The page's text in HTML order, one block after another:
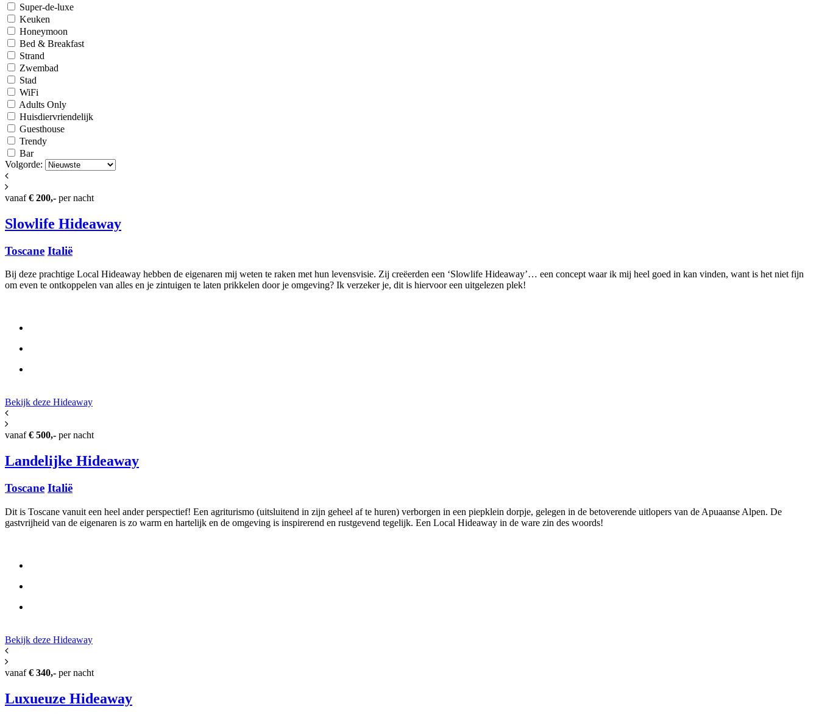
Super-de-luxe
Keuken
Honeymoon
Bed & Breakfast
Strand
Zwembad
Stad
WiFi
Adults Only
Huisdiervriendelijk
Guesthouse
Trendy
Bar
Volgorde:
vanaf€ 200,- per nacht
Slowlife Hideaway
Toscane Italië
Bij deze prachtige Local Hideaway hebben de eigenaren mij weten te raken met hun levensvisie. Zij creëerden een ‘Slowlife Hideaway’… een concept waar ik mij heel goed in kan vinden, want is het niet fijn
om even te ontkoppelen van alles en je zintuigen te laten prikkelen door je omgeving? Ik verzeker je, dit is hiervoor een uitgelezen plek!
Bekijk deze Hideaway
vanaf€ 500,- per nacht
Landelijke Hideaway
Toscane Italië
Dit is Toscane vanuit een heel ander perspectief! Een agriturismo (uitsluitend in zijn geheel af te huren) verborgen in een piepklein dorpje, gelegen in de betoverende uitlopers van de Apuaanse Alpen. De
gastvrijheid van de eigenaren is zo warm en hartelijk en de omgeving is inspirerend en rustgevend tegelijk. Een Local Hideaway in de ware zin des woords!
Bekijk deze Hideaway
vanaf€ 340,- per nacht
Luxueuze Hideaway